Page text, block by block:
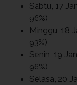
Sabtu, 17
96%)
Minggu, 18
93%)
Senin, 19
96%)
Selasa, 20